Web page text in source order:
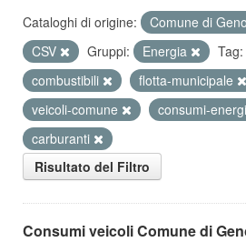
Cataloghi di origine: Comune di
CSV
Gruppi: Energia Tag:
combustibili
flotta-municipale
veicoli-comune
consumi-
carburanti
Risultato del Filtro
Consumi veicoli Comune di